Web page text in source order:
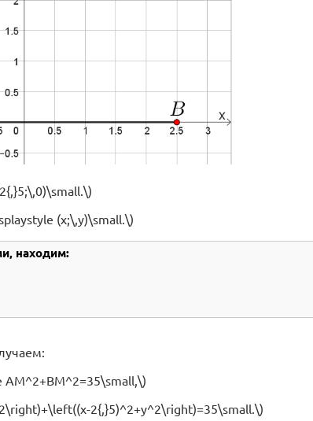
(x;\,y)\small.\)
находим:
AM^2+BM^2=35\small,\)
2{,}5)^2+y^2\right)=35\small.\)